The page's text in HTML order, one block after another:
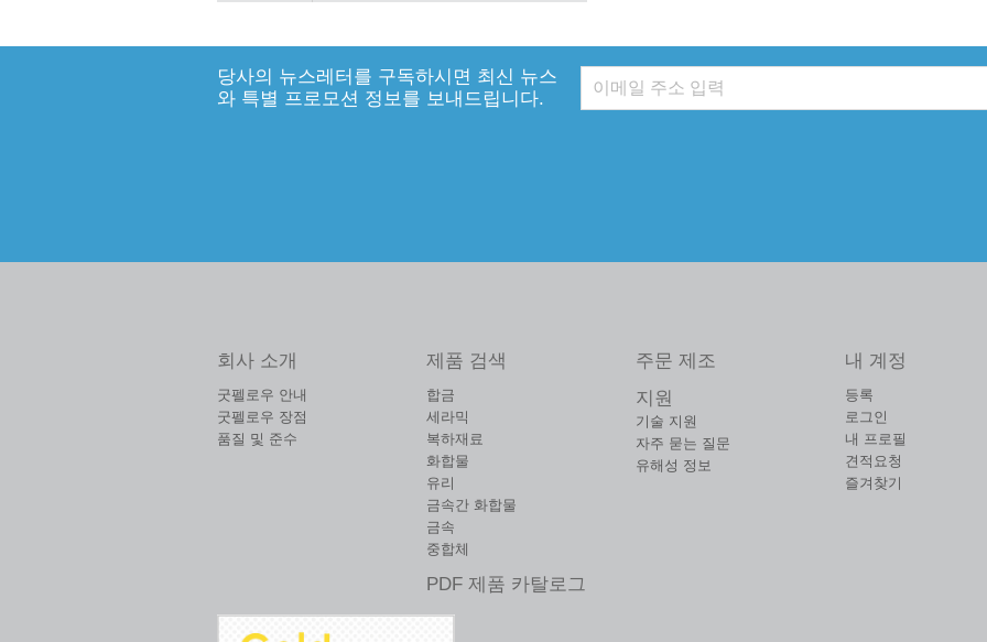
당사의 뉴스레터를 구독하시면 최신 뉴스
와 특별 프로모션 정보를 보내드립니다.
회사 소개
굿펠로우 안내
굿펠로우 장점
품질 및 준수
제품 검색
합금
세라믹
복하재료
화합물
유리
금속간 화합물
금속
중합체
PDF 제품 카탈로그
주문 제조
지원
기술 지원
자주 묻는 질문
유해성 정보
내 계정
등록
로그인
내 프로필
견적요청
즐겨찾기